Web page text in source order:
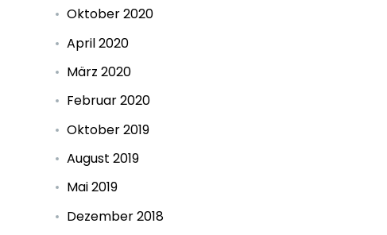
Oktober 2020
April 2020
März 2020
Februar 2020
Oktober 2019
August 2019
Mai 2019
Dezember 2018